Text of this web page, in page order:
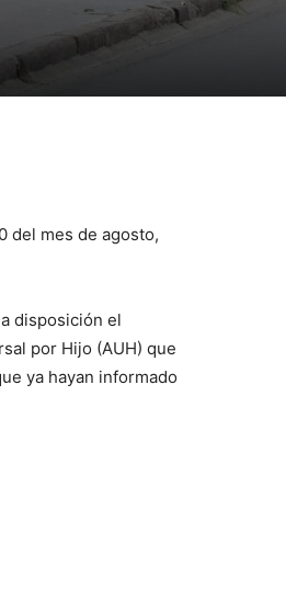
del mes de agosto,
disposición el
por Hijo (AUH) que
ya hayan informado